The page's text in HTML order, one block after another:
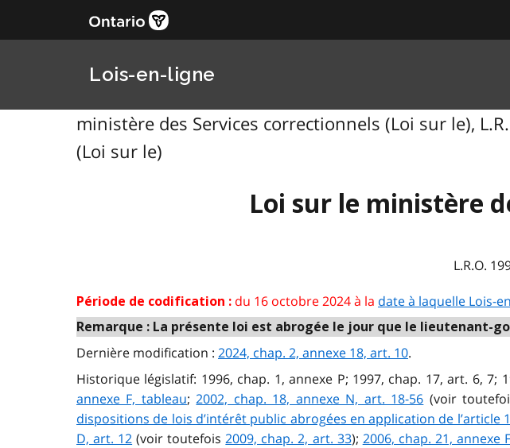
Lois-en-ligne
ministère des Services correctionnels (Loi sur le),
(Loi sur le)
Loi sur le ministère
L.R.O.
Période de codification : du 16 octobre 2024 à la date à laquelle Lois-
Remarque : La présente loi est abrogée le jour que le lieutenant-
Dernière modification : 2024, chap. 2, annexe 18, art. 10.
Historique législatif: 1996, chap. 1, annexe P; 1997, chap. 17, art. 6, 7;
annexe F, tableau;2002, chap. 18, annexe N, art. 18-56 (voir
dispositions de lois d’intérêt public abrogées en application de l’article
D, art. 12 (voir toutefois2009, chap. 2, art. 33); 2006, chap. 21, annexe